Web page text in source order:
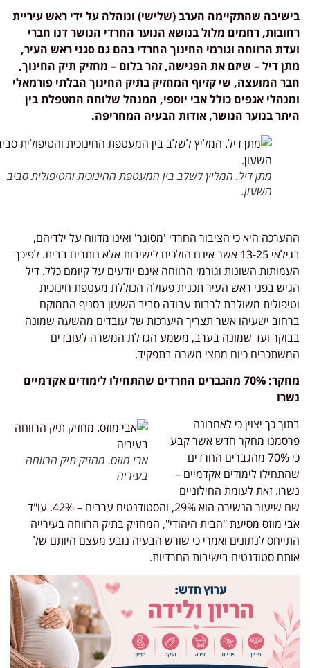
שהתקיימה הערב (שלישי) ונוהלה על ידי ראש עיריית
רחמים מלול בנושא הנוער החרדי הנושר דנו חברי
הרווחה וגורמי החינוך החרדי בהם גם סגני ראש העיר,
דיל – שיזם את הפגישה, זהר בלום – מחזיק תיק החינוך,
המועצה, שי קזיוף המחזיק בתיק החינוך הבלתי פורמאלי
אגפים כולל אבי יוספי, המנהל שלוחה המטפלת בין
בנוער הנושר, אודות הבעיה המחריפה.
מתן דיל. המליץ לשלב בין המעטפת החינוכית והטיפולית סביב
השעון.
היא כי הציבור החרדי 'מסוגר' ואינו מדווח על ילדיהם,
בגילאי 13-25 אשר אינם הולכים לישיבות אלא נותרים בבית. לפיכך
השונות וגורמי הרווחה אינם יודעים על קיומם כלל. דיל
בפני ראש העיר תכנית פעולה הכוללת מעטפת חינוכית
משולבת לרבות עבודה סביב השעון בסניף הממוקם
ישעיהו אשר תצריך היערכות של עובדים מהשעה שמונה
ועד שמונה בערב, משמע הגדלת המשרה לעובדים
כיום מחצי משרה בתפקיד.
מחקר: 70% מהגברים החרדים שהתחילו לימודים אקדמיים
אבי מוזס. מחזיק תיק הרווחה
בעיריה
כך יצוין כי לאחרונה
מחקר חדש אשר קבע
כי 70% מהגברים החרדים
לימודים אקדמיים –
זאת לעומת החילוניים
שם שיעור הנשירה הוא 29%, והסטודנטים ערבים – 42%. עו"ד
מוזס מסיעת "הבית היהודי", המחזיק בתיק הרווחה בעירייה
לנתונים ואמרי כי שורש הבעיה נובע מעצם היותם של
סטודנטים בישיבות החרדיות.